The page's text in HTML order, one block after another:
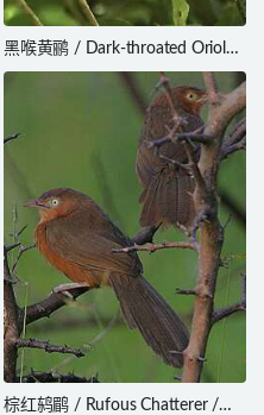
黑喉黄鹂 / Dark-throated Oriole /
Oriolus xanthonotus
棕红鸫鹛 / Rufous Chatterer /